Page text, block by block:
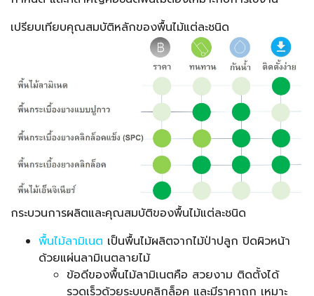
เปรียบเทียบคุณสมบัติหลักของพื้นไม้แต่ละชนิด
กระบวนการผลิตและคุณสมบัติของพื้นไม้แต่ละชนิด
พื้นไม้ลามิเนต เป็นพื้นไม้ผลิตจากไม้ป่าปลูก ปิดผิวหน้า
ด้วยแผ่นลามิเนตลายไม้
ข้อดีของพื้นไม้ลามิเนตคือ สวยงาม ติดตั้งได้
รวดเร็วด้วยระบบคลิกล็อค และมีราคาถูก เหมาะ